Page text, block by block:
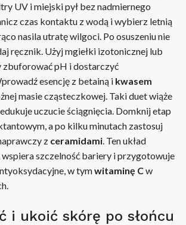
UV i miejski pył bez nadmiernego
czas kontaktu z wodą i wybierz letnią
nasila utratę wilgoci. Po osuszeniu nie
ręcznik. Użyj mgiełki izotonicznej lub
zbuforować pH i dostarczyć
esencję z betainą i kwasem
masie cząsteczkowej. Taki duet wiąże
uczucie ściągnięcia. Domknij etap
a po kilku minutach zastosuj
z ceramidami. Ten układ
szczelność bariery i przygotowuje
w tymwitaminę Cw
i ukoić skórę po słońcu